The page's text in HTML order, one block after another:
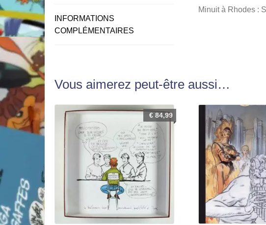
INFORMATIONS
COMPLÉMENTAIRES
Minuit à Rhodes :
Vous aimerez peut-être aussi…
€84,99